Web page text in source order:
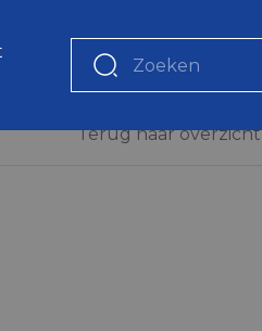
Terug naar overzicht
Zoeken